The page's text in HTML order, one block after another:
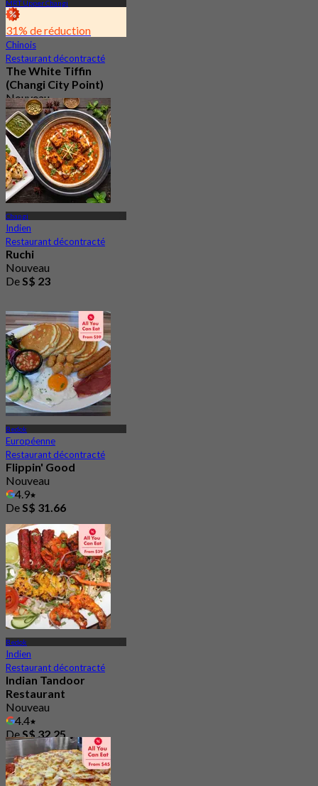
MRT Upper Changi
31% de réduction
Chinois
Restaurant décontracté
The White Tiffin
(Changi City Point)
Nouveau
4.4
DeS$ 19.5
Changi
Indien
Restaurant décontracté
Ruchi
Nouveau
DeS$ 23
Bedok
Européenne
Restaurant décontracté
Flippin' Good
Nouveau
4.9
DeS$ 31.66
Bedok
Indien
Restaurant décontracté
Indian Tandoor
Restaurant
Nouveau
4.4
DeS$ 32.25